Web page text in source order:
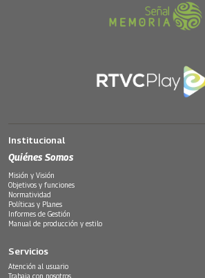
Institucional
Quiénes Somos
Misión y Visión
Objetivos y funciones
Normatividad
Políticas y Planes
Informes de Gestión
Manual de producción y estilo
Servicios
Atención al usuario
Trabaja con nosotros